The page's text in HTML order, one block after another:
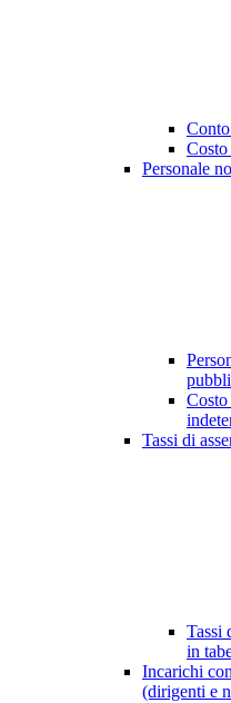
Costo
Personale
Costo
Tassi di
Tassi
in
Incarichi
(dirigenti e